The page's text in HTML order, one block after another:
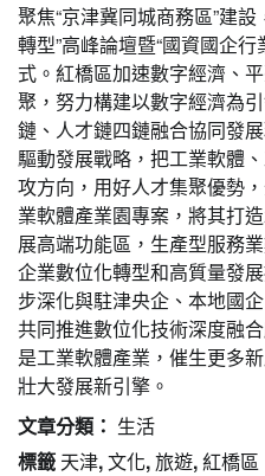
聚焦“京津冀同城商務區”建
轉型”高峰論壇暨“國資國企
式。紅橋區加速數字經濟、
聚，努力構建以數字經濟為
鏈、人才鏈四鏈融合協同發
驅動發展戰略，把工業軟體
攻方向，用好人才集聚優勢
業軟體產業園專案，將其打
展高端功能區，生產型服務
企業數位化轉型和高質量發
步深化與駐津央企、本地國
共同推進數位化技術深度融
是工業軟體產業，催生更多
壯大發展新引擎。
文章分類： 生活
標籤 天津,文化,旅遊,紅橋區